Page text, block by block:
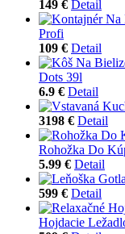
149 € Detail
Profi
109 € Detail
Dots 39l
6.9 € Detail
3198 € Detail
Rohožka Do
5.99 € Detail
599 € Detail
Hojdacie